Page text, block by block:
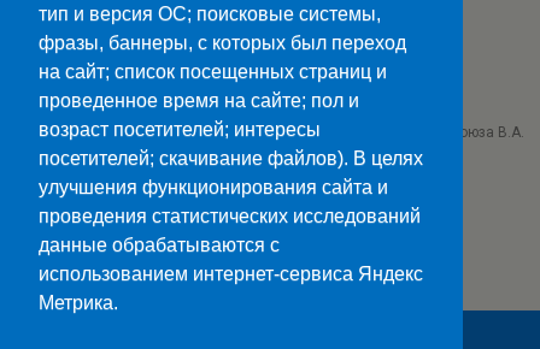
Минпросвещения>>
Министерство науки и высшего образования>>
Госуслуги>>
ГБПОУ "Ставропольский колледж связи им. Героя Советского Союза В.А.
Петрова"
г. Ставрополь проезд Черняховского 3
тип и версия ОС; поисковые системы,
фразы, баннеры, с которых был переход
на сайт; список посещенных страниц и
проведенное время на сайте; пол и
возраст посетителей; интересы
посетителей; скачивание файлов). В целях
улучшения функционирования сайта и
проведения статистических исследований
данные обрабатываются с
использованием интернет-сервиса Яндекс
Метрика.